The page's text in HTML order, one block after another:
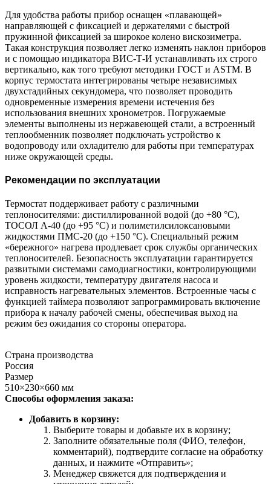
Для удобства работы прибор оснащен «плавающей»
направляющей с фиксацией и держателями с быстрой
пружинной фиксацией за широкое колено вискозиметра.
Такая конструкция позволяет легко изменять наклон приборов
и с помощью индикатора ВИС-Т-И устанавливать их строго
вертикально, как того требуют методики ГОСТ и ASTM. В
корпус термостата интегрированы четыре независимых
двухстадийных секундомера, что позволяет проводить
одновременные измерения времени истечения без
использования внешних хронометров. Погружаемые
элементы выполнены из нержавеющей стали, а встроенный
теплообменник позволяет подключать устройство к
водопроводу или охладителю для работы при температурах
ниже окружающей среды.
Рекомендации по эксплуатации
Термостат поддерживает работу с различными
теплоносителями: дистиллированной водой (до +80 °С),
ТОСОЛ А-40 (до +95 °С) и полиметилсилоксановыми
жидкостями ПМС-20 (до +150 °С). Специальный режим
«бережного» нагрева продлевает срок службы органических
теплоносителей. Безопасность эксплуатации гарантируется
развитыми системами самодиагностики, контролирующими
уровень жидкости, температуру двигателя насоса и
исправность нагревательных элементов. Встроенные часы с
функцией таймера позволяют запрограммировать включение
прибора к началу рабочей смены, обеспечивая выход на
режим без ожидания со стороны оператора.
Страна производства
Россия
Размер
510×230×660 мм
Способы оформления заказа:
Добавить в корзину:
Выберите товары и добавьте их в корзину;
Заполните обязательные поля (ФИО, телефон,
комментарий), подтвердите согласие на обработку
данных, и нажмите «Отправить»;
Менеджер свяжется для подтверждения и